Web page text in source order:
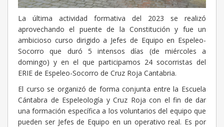
La última actividad formativa del 2023 se realizó
aprovechando el puente de la Constitución y fue un
ambicioso curso dirigido a Jefes de Equipo en Espeleo-
Socorro que duró 5 intensos días (de miércoles a
domingo) y en el que participamos 24 socorristas del
ERIE de Espeleo-Socorro de Cruz Roja Cantabria.
El curso se organizó de forma conjunta entre la Escuela
Cántabra de Espeleología y Cruz Roja con el fin de dar
una formación específica a los voluntarios del equipo que
pueden ser Jefes de Equipo en un operativo real. Es por